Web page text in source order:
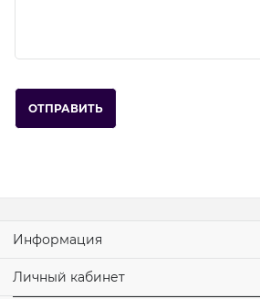
Информация
Личный кабинет